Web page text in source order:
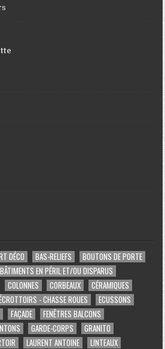
DÉCO BAS-RELIEFS
BOUTONS DE PORTE
BÂTIMENTS EN PÉRIL ET/OU DISPARUS
COLONNES CORBEAUX
CÉRAMIQUES
- CHASSE ROUES
ECUSSONS
FAÇADE
FENÊTRES BALCONS
GARDE-CORPS
GRANITO
LAURENT ANTOINE
LINTEAUX